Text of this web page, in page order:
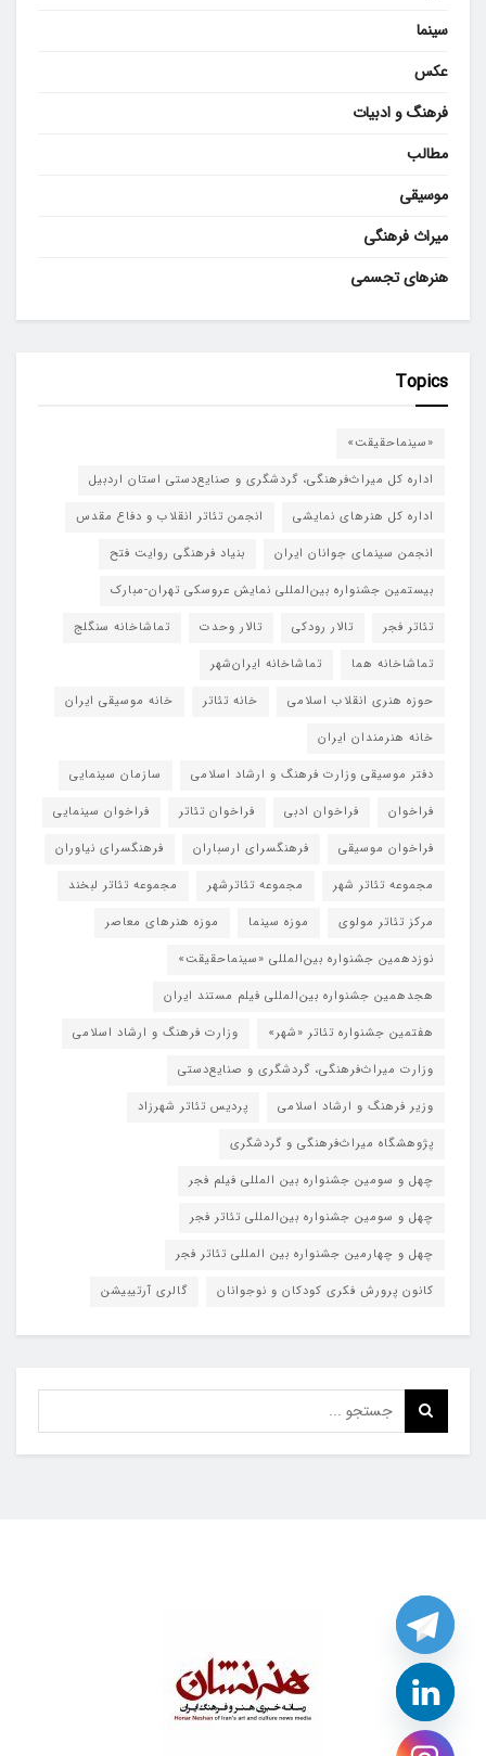
سینما
عکس
فرهنگ و ادبیات
مطالب
موسیقی
میراث فرهنگی
هنرهای تجسمی
Topics
«سینماحقیقت»
اداره کل میراث‌فرهنگی، گردشگری و صنایع‌دستی استان اردبیل
اداره کل هنرهای نمایشی
انجمن تئاتر انقلاب و دفاع مقدس
انجمن سینمای جوانان ایران
بنیاد فرهنگی روایت فتح
بیستمین جشنواره بین‌المللی نمایش عروسکی تهران-مبارک
تئاتر فجر
تالار رودکی تالار وحدت
تماشاخانه سنگلج
تماشاخانه هما
تماشاخانه‌ ایران‌شهر
حوزه هنری انقلاب اسلامی
خانه تئاتر
خانه موسیقی ایران
خانه هنرمندان ایران
دفتر موسیقی وزارت فرهنگ و ارشاد اسلامی
سازمان سینمایی
فراخوان
فراخوان ادبی فراخوان تئاتر
فراخوان سینمایی
فراخوان موسیقی
فرهنگسرای ارسباران
فرهنگسرای نیاوران
مجموعه تئاتر شهر
مجموعه تئاترشهر
مجموعه تئاتر لبخند
مرکز تئاتر مولوی
موزه سینما
موزه هنرهای معاصر
نوزدهمین جشنواره بین‌المللی «سینماحقیقت»
هجدهمین جشنواره بین‌المللی فیلم مستند ایران
هفتمین جشنواره تئاتر «شهر»
وزارت فرهنگ و ارشاد اسلامی
وزارت میراث‌فرهنگی، گردشگری و صنایع‌دستی
وزیر فرهنگ و ارشاد اسلامی
پردیس تئاتر شهرزاد
پژوهشگاه میراث‌فرهنگی و گردشگری
چهل و سومین جشنواره بین المللی فیلم فجر
چهل و سومین جشنواره بین‌المللی تئاتر فجر
چهل و چهارمین جشنواره بین المللی تئاتر فجر
کانون پرورش فکری کودکان و نوجوانان
گالری آرتیبیشن